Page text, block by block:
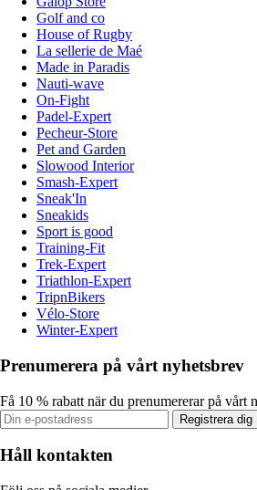
Golf and co
House of Rugby
La sellerie de Maé
Made in Paradis
Nauti-wave
On-Fight
Padel-Expert
Pecheur-Store
Pet and Garden
Slowood Interior
Smash-Expert
Sneak'In
Sneakids
Sport is good
Training-Fit
Trek-Expert
Triathlon-Expert
TripnBikers
Vélo-Store
Winter-Expert
Prenumerera på vårt nyhetsbrev
Få 10 % rabatt när du prenumererar på vårt
Registrera dig
Håll kontakten